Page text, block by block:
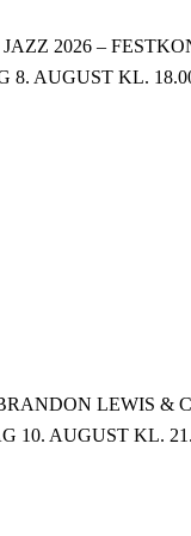
2026 –
8. AUGUST KL.
LEWIS &
10. AUGUST KL.